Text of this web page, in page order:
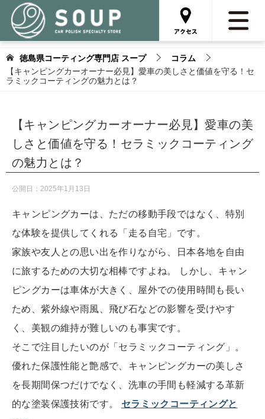
徳島県コーティング専門店 スープ
コラム
【キャンピングカーオーナー必見】愛車の美しさと価値を守る！セ
ラミックコーティングの魅力とは？
【キャンピングカーオーナー必見】愛車の美
しさと価値を守る！セラミックコーティング
の魅力とは？
公開日： 2025年1月13日
キャンピングカーは、ただの移動手段ではなく、特別
な体験を提供してくれる「走る自宅」です。
家族や友人との思い出を作りながら、日本各地を自由
に旅するための大切な相棒ですよね。 しかし、キャン
ピングカーは車体が大きく、屋外での使用時間も長い
ため、紫外線や雨風、飛び石などの影響を受けやす
く、美観の維持が難しいのも事実です。
そこで注目したいのが「セラミックコーティング」。
優れた保護性能と艶感で、キャンピングカーの美しさ
を長期間保つだけでなく、洗車の手間も軽減する革新
的な塗装保護技術です。 セラミックコーティングと